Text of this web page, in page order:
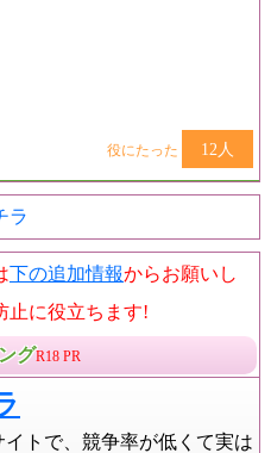
役にたった 12人
ラ
下の追加情報からお願いし
止に役立ちます!
グR18 PR
トで、競争率が低くて実は